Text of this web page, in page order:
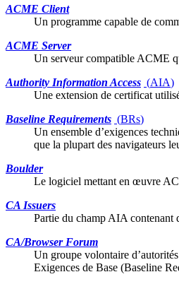
ACME Client
Un programme capable de
ACME Server
Un serveur compatible ACME
Authority Information Access (AIA)
Une extension de certificat
Baseline Requirements (BRs)
Un ensemble d’exigences
que la plupart des navigateurs
Boulder
Le logiciel mettant en œuvre
CA Issuers
Partie du champ AIA contenant
CA/Browser Forum
Un groupe volontaire
Exigences de Base (Baseline